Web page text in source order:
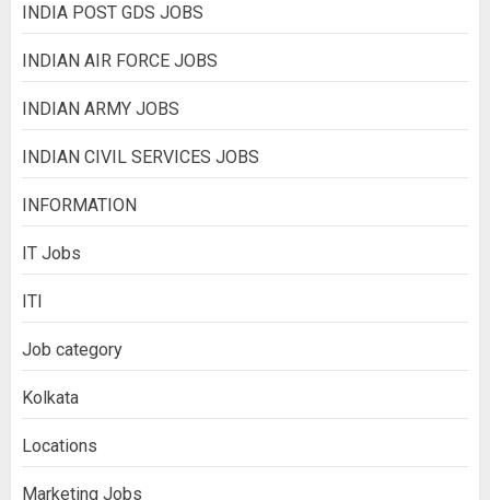
INDIA POST GDS JOBS
INDIAN AIR FORCE JOBS
INDIAN ARMY JOBS
INDIAN CIVIL SERVICES JOBS
INFORMATION
IT Jobs
ITI
Job category
Kolkata
Locations
Marketing Jobs